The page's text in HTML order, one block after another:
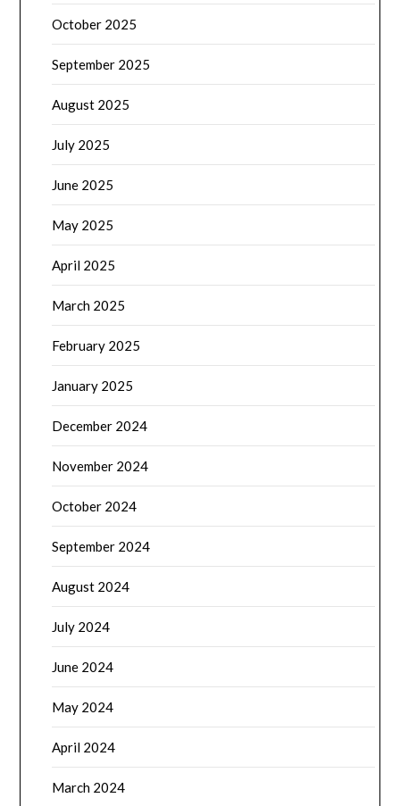
October 2025
September 2025
August 2025
July 2025
June 2025
May 2025
April 2025
March 2025
February 2025
January 2025
December 2024
November 2024
October 2024
September 2024
August 2024
July 2024
June 2024
May 2024
April 2024
March 2024